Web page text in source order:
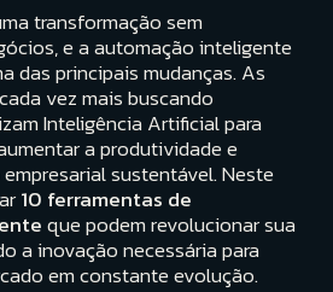
transformação sem
e a automação inteligente
das principais mudanças. As
vez mais buscando
Inteligência Artificial para
a produtividade e
sustentável. Neste
10 ferramentas de
que podem revolucionar sua
a inovação necessária para
em constante evolução.